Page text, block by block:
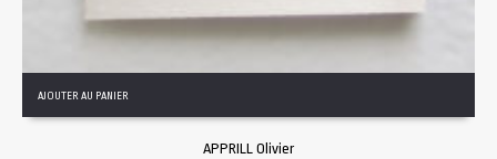
AJOUTER AU PANIER
APPRILL Olivier